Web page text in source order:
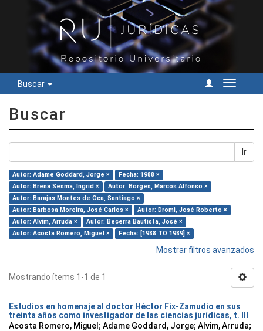
Buscar
Cambiar
Buscar
Ir
Autor: Adame Goddard, Jorge ×
Fecha: 1988 ×
Autor: Brena Sesma, Ingrid ×
Autor: Borges, Marcos Alfonso ×
Autor: Barajas Montes de Oca, Santiago ×
Autor: Barbosa Moreira, José Carlos ×
Autor: Dromi, José Roberto ×
Autor: Alvim, Arruda ×
Autor: Becerra Bautista, José ×
Autor: Acosta Romero, Miguel ×
Fecha: [1988 TO 1989] ×
Mostrar filtros avanzados
Mostrando ítems 1-1 de 1
Estudios en homenaje al doctor Héctor Fix-Zamudio en sus
treinta años como investigador de las ciencias jurídicas, t. III
Acosta Romero, Miguel; Adame Goddard, Jorge; Alvim, Arruda;